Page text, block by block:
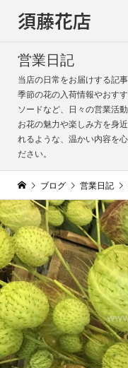
須藤花店
営業日記
当店の日常をお届けする記事
季節の花の入荷情報やおす
ソードなど、日々の営業活
お花の魅力や楽しみ方を身
れるような、温かい内容を
ださい。
ブログ 営業日記